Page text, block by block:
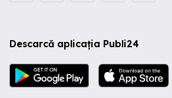
Descarcă aplicația Publi24